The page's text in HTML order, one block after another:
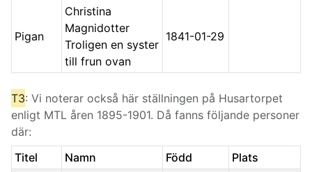
Pigan
Christina
Magnidotter
Troligen en syster
till frun ovan
1841-01-29
T3: Vi noterar också här ställningen på Husartorpet
enligt MTL åren 1895-1901. Då fanns följande personer
där:
Titel
Namn Född Plats